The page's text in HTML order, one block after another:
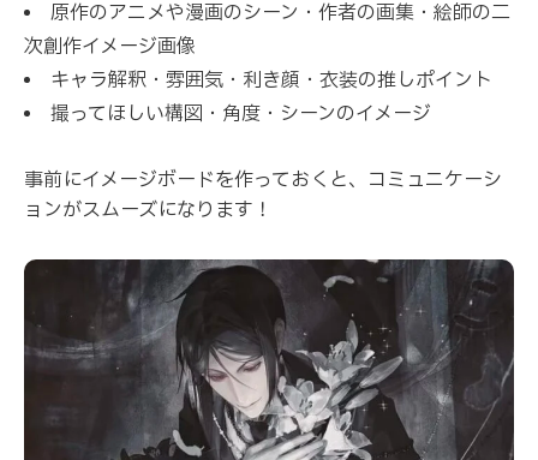
原作のアニメや漫画のシーン・作者の画集・絵師の二
次創作イメージ画像
キャラ解釈・雰囲気・利き顔・衣装の推しポイント
撮ってほしい構図・角度・シーンのイメージ
事前にイメージボードを作っておくと、コミュニケーシ
ョンがスムーズになります！